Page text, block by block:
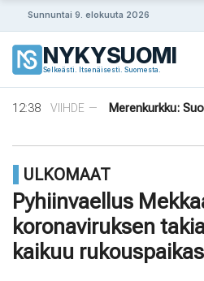
Sunnuntai 9. elokuuta 2026
NYKYSUOMI
Selkeästi. Itsenäisesti. Suomesta.
19:48
Uusi
16:39
ULKOMAAT —
Väkivaltaiset
Ukrainaa perheiden yrittäe ...
14:42
VIIHDE —
Norjalainen
12:38
VIIHDE —
Merenkurkku:
enemmän vakavia aivovammoja
ULKOMAAT
Pyhiinvaellus
koronaviruksen
kaikuu